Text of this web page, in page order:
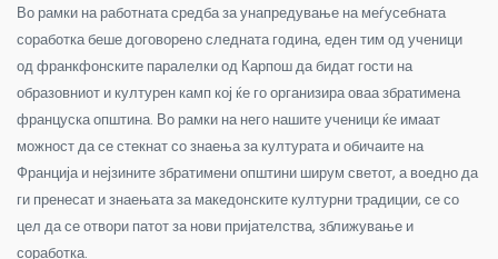
Во рамки на работната средба за унапредување на меѓусебната
соработка беше договорено следната година, еден тим од ученици
од франкфонските паралелки од Карпош да бидат гости на
образовниот и културен камп кој ќе го организира оваа збратимена
француска општина. Во рамки на него нашите ученици ќе имаат
можност да се стекнат со знаења за културата и обичаите на
Франција и нејзините збратимени општини ширум светот, а воедно да
ги пренесат и знаењата за македонските културни традиции, се со
цел да се отвори патот за нови пријателства, зближување и
соработка.